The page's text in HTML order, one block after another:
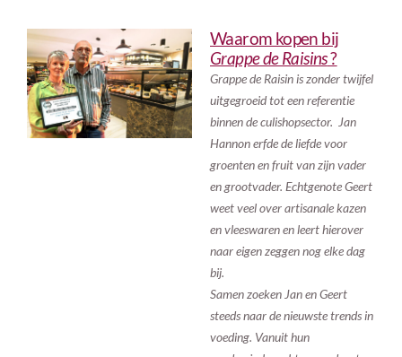
Waarom kopen bij
Grappe de Raisins?
Grappe de Raisin is zonder twijfel
uitgegroeid tot een referentie
binnen de culishopsector. Jan
Hannon erfde de liefde voor
groenten en fruit van zijn vader
en grootvader. Echtgenote Geert
weet veel over artisanale kazen
en vleeswaren en leert hierover
naar eigen zeggen nog elke dag
bij.
Samen zoeken Jan en Geert
steeds naar de nieuwste trends in
voeding. Vanuit hun